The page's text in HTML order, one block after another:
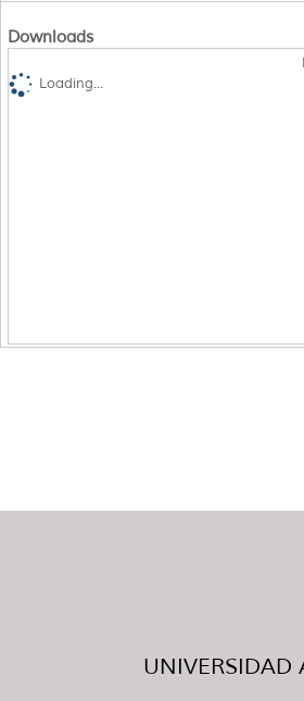
Downloads
Loading...